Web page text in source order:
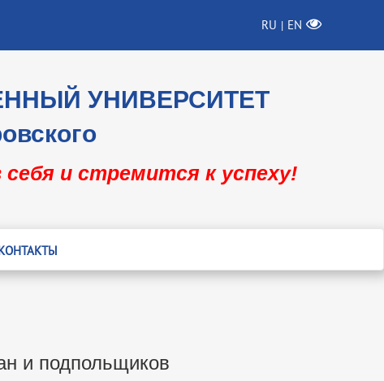
RU | EN
УНИВЕРСИТЕТ
и стремится к успеху!
и подпольщиков